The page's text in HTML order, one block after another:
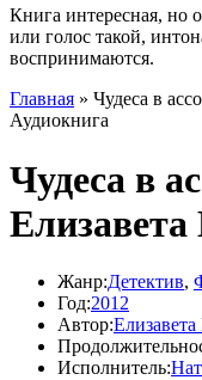
Книга интересная, но
или голос такой,
воспринимаются.
Главная » Чудеса в
Аудиокнига
Чудеса в
Жанр:Детектив,
Год:2012
Автор:
Исполнитель: